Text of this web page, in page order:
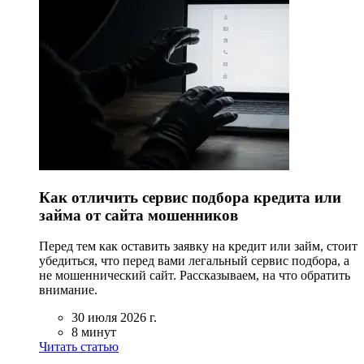
Как отличить сервис подбора кредита или
займа от сайта мошенников
Перед тем как оставить заявку на кредит или займ, стоит
убедиться, что перед вами легальный сервис подбора, а
не мошеннический сайт. Рассказываем, на что обратить
внимание.
30 июля 2026 г.
8 минут
Читать статью